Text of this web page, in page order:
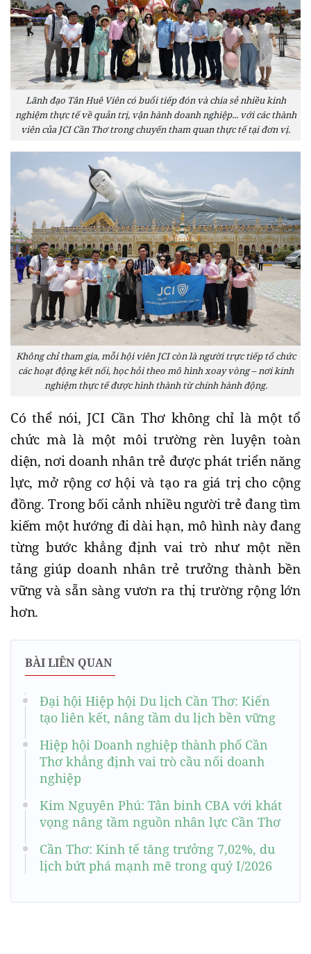
Lãnh đạo Tân Huê Viên có buổi tiếp đón và chia sẻ nhiều kinh
nghiệm thực tế về quản trị, vận hành doanh nghiệp... với các thành
viên của JCI Cần Thơ trong chuyến tham quan thực tế tại đơn vị.
Không chỉ tham gia, mỗi hội viên JCI còn là người trực tiếp tổ chức
các hoạt động kết nối, học hỏi theo mô hình xoay vòng – nơi kinh
nghiệm thực tế được hình thành từ chính hành động.
Có thể nói, JCI Cần Thơ không chỉ là một tổ
chức mà là một môi trường rèn luyện toàn
diện, nơi doanh nhân trẻ được phát triển năng
lực, mở rộng cơ hội và tạo ra giá trị cho cộng
đồng. Trong bối cảnh nhiều người trẻ đang tìm
kiếm một hướng đi dài hạn, mô hình này đang
từng bước khẳng định vai trò như một nền
tảng giúp doanh nhân trẻ trưởng thành bền
vững và sẵn sàng vươn ra thị trường rộng lớn
hơn.
BÀI LIÊN QUAN
Đại hội Hiệp hội Du lịch Cần Thơ: Kiến
tạo liên kết, nâng tầm du lịch bền vững
Hiệp hội Doanh nghiệp thành phố Cần
Thơ khẳng định vai trò cầu nối doanh
nghiệp
Kim Nguyên Phú: Tân binh CBA với khát
vọng nâng tầm nguồn nhân lực Cần Thơ
Cần Thơ: Kinh tế tăng trưởng 7,02%, du
lịch bứt phá mạnh mẽ trong quý I/2026